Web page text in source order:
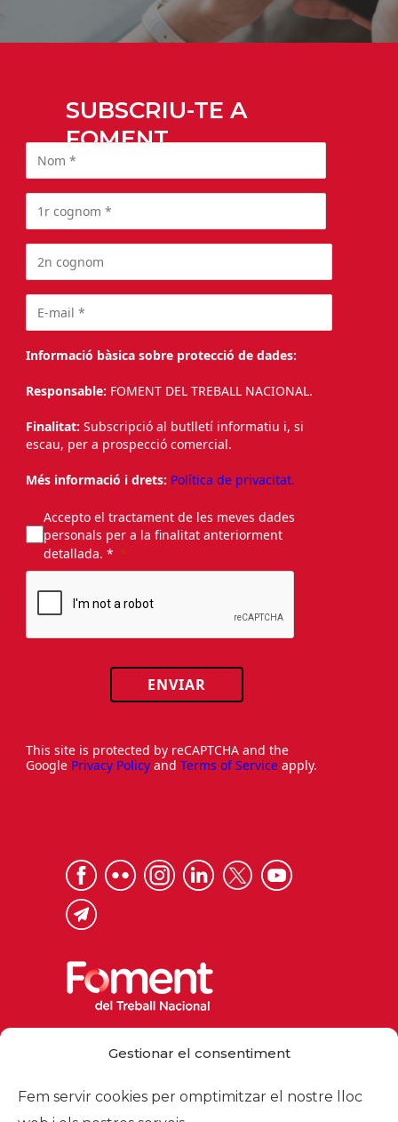
Gestionar el consentiment
Fem servir cookies per omptimitzar el nostre lloc
SUBSCRIU-TE A
FOMENT
Informació bàsica sobre protecció de dades:
Responsable: FOMENT DEL TREBALL NACIONAL.
Finalitat: Subscripció al butlletí informatiu i, si
escau, per a prospecció comercial.
Més informació i drets: Política de privacitat.
Accepto el tractament de les meves dades
personals per a la finalitat anteriorment
detallada. *
ENVIAR
This site is protected by reCAPTCHA and the
Google Privacy Policy and Terms of Service apply.
foment@foment.com